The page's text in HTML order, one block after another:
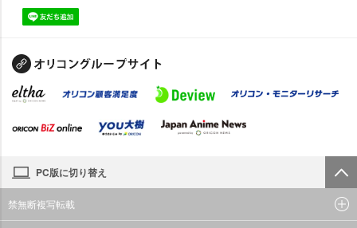
PC版に切り替え
禁無断複写転載